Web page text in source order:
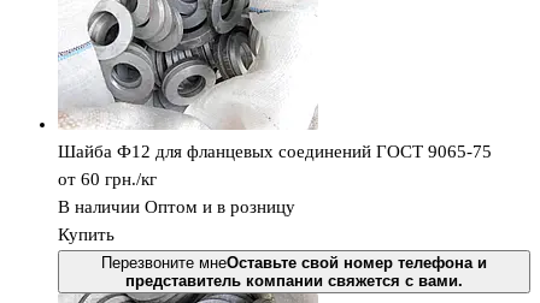
Шайба Ф12 для фланцевых соединений ГОСТ 9065-75
от 60 грн./кг
В наличии Оптом и в розницу
Купить
Перезвоните мнеОставьте свой номер телефона и
представитель компании свяжется с вами.